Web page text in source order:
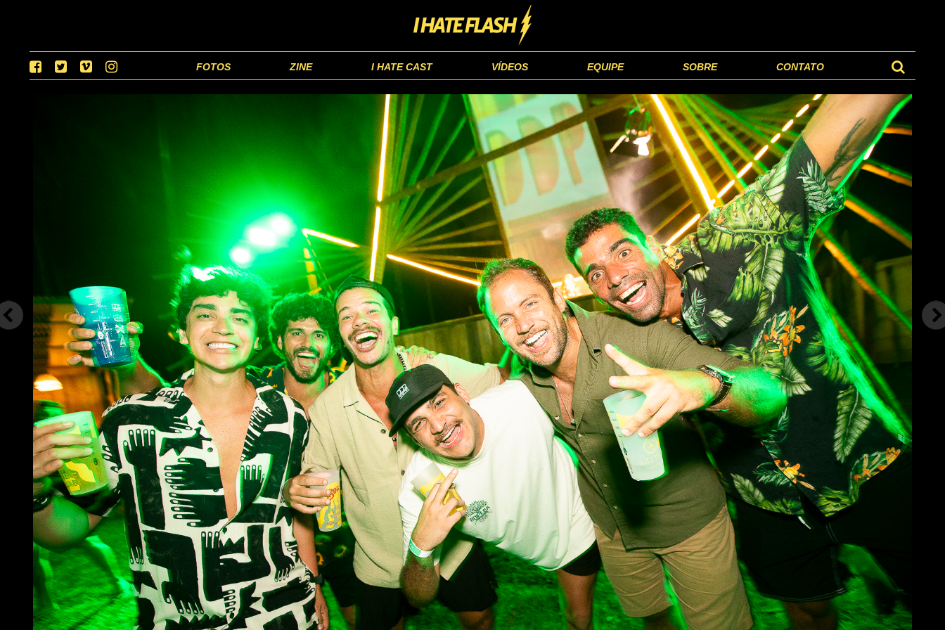
FOTOS ZINE I HATE CAST VÍDEOS EQUIPE SOBRE CONTATO